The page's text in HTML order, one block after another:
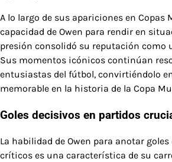
A lo largo de sus apariciones en Copas
capacidad de Owen para rendir en
presión consolidó su reputación como
Sus momentos icónicos continúan
entusiastas del fútbol, convirtiéndolo
memorable en la historia de la Copa
Goles decisivos en partidos
La habilidad de Owen para anotar
críticos es una característica de su